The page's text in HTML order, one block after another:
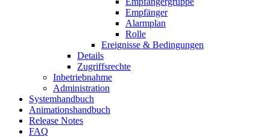
Empfänger
Alarmplan
Rolle
Ereignisse & Bedingungen
Details
Zugriffsrechte
Inbetriebnahme
Administration
Systemhandbuch
Animationshandbuch
Release Notes
FAQ